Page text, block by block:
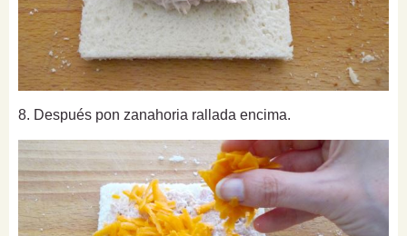
8. Después pon zanahoria rallada encima.